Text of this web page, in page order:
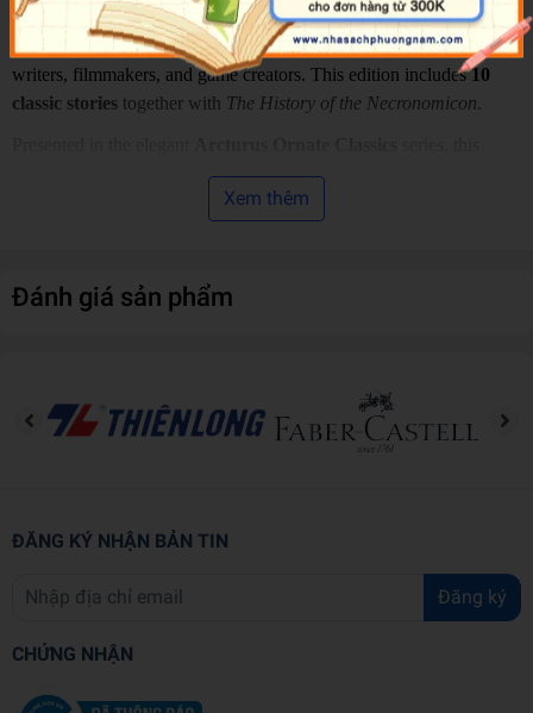
powers. Lovecraft's unique blend of psychological suspense,
mystery, and otherworldly horror has inspired generations of
writers, filmmakers, and game creators. This edition includes10
classic stories together with The History of the Necronomicon.
compact gift edition features a silver foil-embossed hardcover, blue
gilded page edges, decorative endpapers, and premium ivory paper.
discovering Lovecraft's unforgettable imagination for the first time.
Mã sản phẩm 978139882987
Năm XB
Xem thêm
Đánh giá sản phẩm
ĐĂNG KÝ NHẬN BẢN TIN
Đăng ký
CHỨNG NHẬN